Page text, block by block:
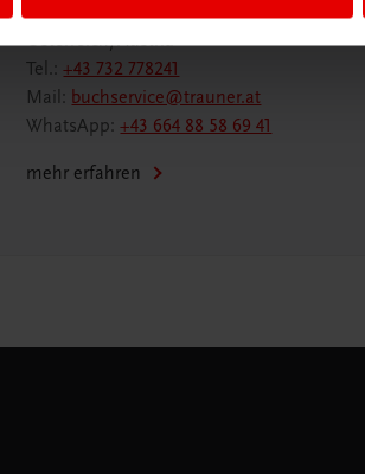
Österreich/Austria
Tel.:+43 732 778241
Mail: buchservice@trauner.at
WhatsApp:+43 664 88 58 69 41
mehr erfahren